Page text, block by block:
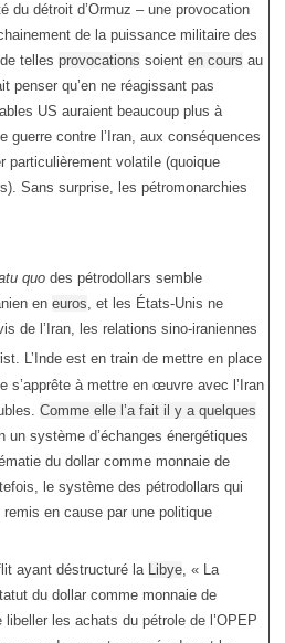
du détroit d’Ormuz – une provocation
de la puissance militaire des
telles provocations soient en cours au
penser qu’en ne réagissant pas
US auraient beaucoup plus à
guerre contre l’Iran, aux conséquences
particulièrement volatile (quoique
Sans surprise, les pétromonarchies
quo des pétrodollars semble
en euros, et les États-Unis ne
de l’Iran, les relations sino-iraniennes
L’Inde est en train de mettre en place
s’apprête à mettre en œuvre avec l’Iran
Comme elle l’a fait il y a quelques
un système d’échanges énergétiques
du dollar comme monnaie de
le système des pétrodollars qui
en cause par une politique
ayant déstructuré la Libye, « La
du dollar comme monnaie de
les achats du pétrole de l’OPEP